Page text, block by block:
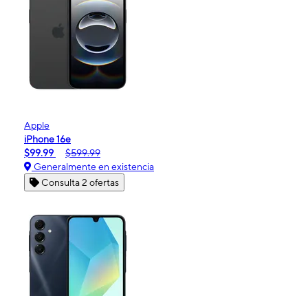
Apple
iPhone 16e
$99.99
$599.99
Generalmente en existencia
Consulta 2 ofertas